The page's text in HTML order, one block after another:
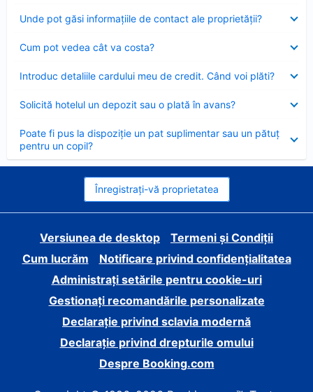
Unde pot găsi informațiile de contact ale proprietății?
închis
Cum pot vedea cât va costa?
închis
Introduc detaliile cardului meu de credit. Când voi plăti?
închis
Solicită hotelul un depozit sau o plată în avans?
închis
Poate fi pus la dispoziție un pat suplimentar sau un pătuț
pentru un copil?
închis
Înregistrați-vă proprietatea
Versiunea de desktop
Termeni și Condiții
Cum lucrăm
Notificare privind confidențialitatea
Administrați setările pentru cookie-uri
Gestionați recomandările personalizate
Declarație privind sclavia modernă
Declarație privind drepturile omului
Despre Booking.com